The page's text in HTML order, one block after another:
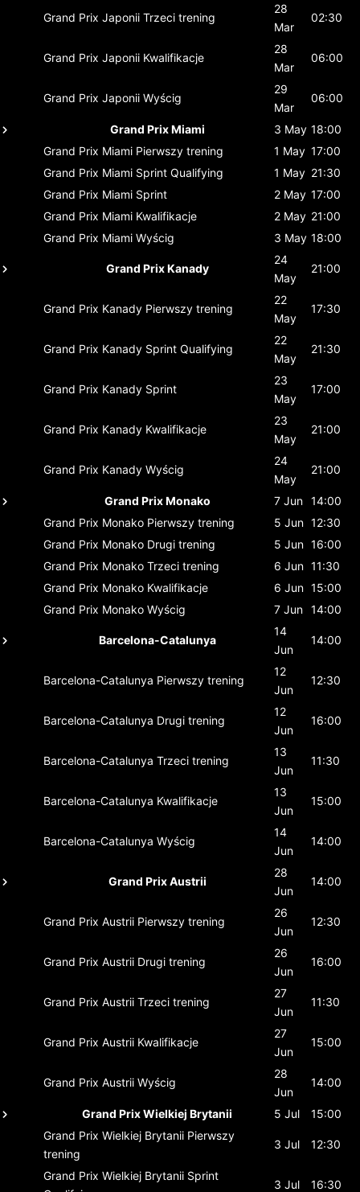
Grand Prix Japonii Trzeci trening
28
Mar
02:30
Grand Prix Japonii Kwalifikacje
28
Mar
06:00
Grand Prix Japonii Wyścig
29
Mar
06:00
Grand Prix Miami 3 May 18:00
Grand Prix Miami Pierwszy trening 1 May 17:00
Grand Prix Miami Sprint Qualifying 1 May 21:30
Grand Prix Miami Sprint 2 May 17:00
Grand Prix Miami Kwalifikacje 2 May 21:00
Grand Prix Miami Wyścig 3 May 18:00
Grand Prix Kanady
24
May
21:00
Grand Prix Kanady Pierwszy trening
22
May
17:30
Grand Prix Kanady Sprint Qualifying
22
May
21:30
Grand Prix Kanady Sprint
23
May
17:00
Grand Prix Kanady Kwalifikacje
23
May
21:00
Grand Prix Kanady Wyścig
24
May
21:00
Grand Prix Monako 7 Jun 14:00
Grand Prix Monako Pierwszy trening 5 Jun 12:30
Grand Prix Monako Drugi trening 5 Jun 16:00
Grand Prix Monako Trzeci trening 6 Jun 11:30
Grand Prix Monako Kwalifikacje 6 Jun 15:00
Grand Prix Monako Wyścig 7 Jun 14:00
Barcelona-Catalunya
14
Jun
14:00
Barcelona-Catalunya Pierwszy trening
12
Jun
12:30
Barcelona-Catalunya Drugi trening
12
Jun
16:00
Barcelona-Catalunya Trzeci trening
13
Jun
11:30
Barcelona-Catalunya Kwalifikacje
13
Jun
15:00
Barcelona-Catalunya Wyścig
14
Jun
14:00
Grand Prix Austrii
28
Jun
14:00
Grand Prix Austrii Pierwszy trening
26
Jun
12:30
Grand Prix Austrii Drugi trening
26
Jun
16:00
Grand Prix Austrii Trzeci trening
27
Jun
11:30
Grand Prix Austrii Kwalifikacje
27
Jun
15:00
Grand Prix Austrii Wyścig
28
Jun
14:00
Grand Prix Wielkiej Brytanii 5 Jul
15:00
Grand Prix Wielkiej Brytanii Pierwszy
trening
3 Jul 12:30
Grand Prix Wielkiej Brytanii Sprint
3 Jul 16:30